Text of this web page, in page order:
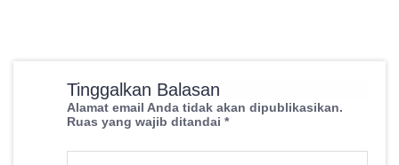
Tinggalkan Balasan
Alamat email Anda tidak akan dipublikasikan.
Ruas yang wajib ditandai *